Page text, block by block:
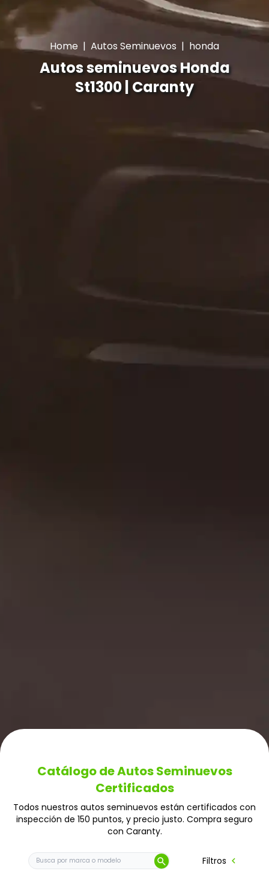
Home | Autos Seminuevos | honda
Autos seminuevos Honda
St1300 | Caranty
Catálogo de Autos Seminuevos
Certificados
Todos nuestros autos seminuevos están certificados con
inspección de 150 puntos, y precio justo. Compra seguro
con Caranty.
Buscar auto por marca o modelo
search Filtros chevron_left